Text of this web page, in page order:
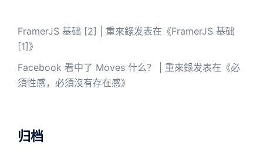
FramerJS 基础 [2] | 重來錄发表在《FramerJS 基础
[1]》
Facebook 看中了 Moves 什么？ | 重來錄发表在《必
須性感，必須沒有存在感》
归档